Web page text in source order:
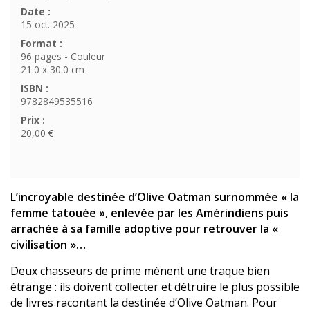
Date :
15 oct. 2025
Format :
96 pages - Couleur
21.0 x 30.0 cm
ISBN :
9782849535516
Prix :
20,00 €
L’incroyable destinée d’Olive Oatman surnommée « la
femme tatouée », enlevée par les Amérindiens puis
arrachée à sa famille adoptive pour retrouver la «
civilisation »…
Deux chasseurs de prime mènent une traque bien
étrange : ils doivent collecter et détruire le plus possible
de livres racontant la destinée d’Olive Oatman. Pour